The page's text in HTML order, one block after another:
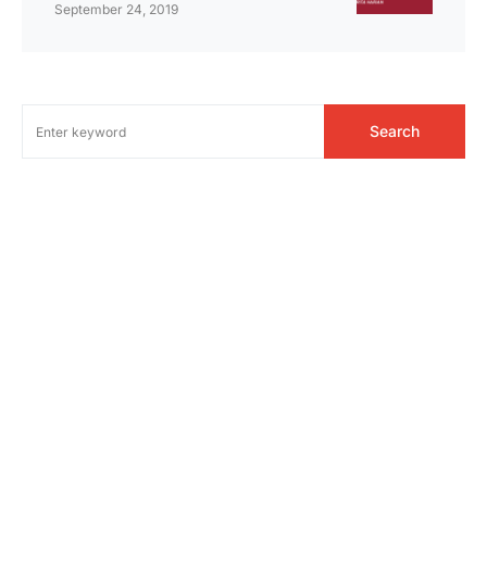
September 24, 2019
Search